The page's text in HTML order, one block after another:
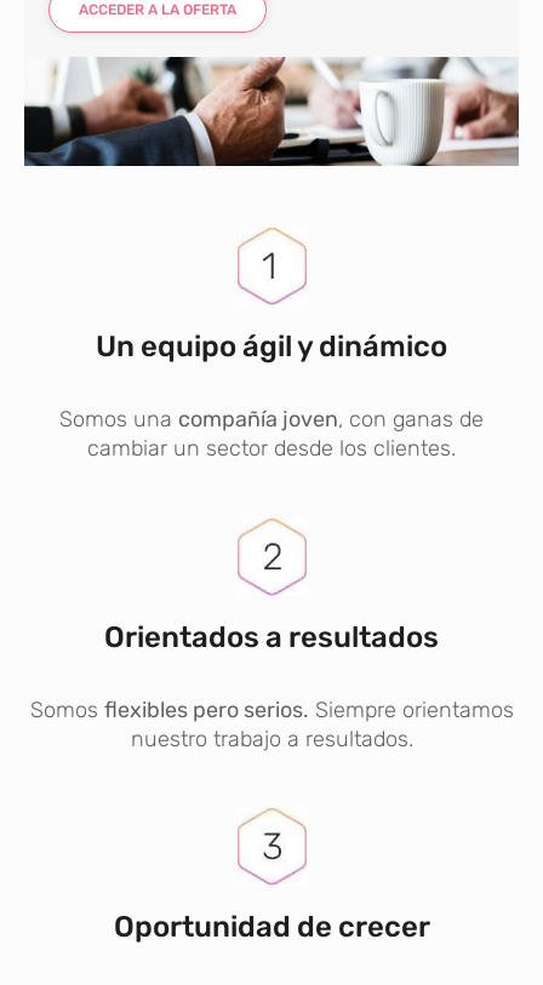
ACCEDER A LA OFERTA
Un equipo ágil y dinámico
Somos una compañía joven, con ganas de
cambiar un sector desde los clientes.
Orientados a resultados
Somos flexibles pero serios. Siempre orientamos
nuestro trabajo a resultados.
Oportunidad de crecer